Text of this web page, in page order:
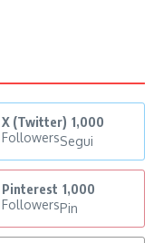
X (Twitter) 1,000
FollowersSegui
Pinterest 1,000
FollowersPin